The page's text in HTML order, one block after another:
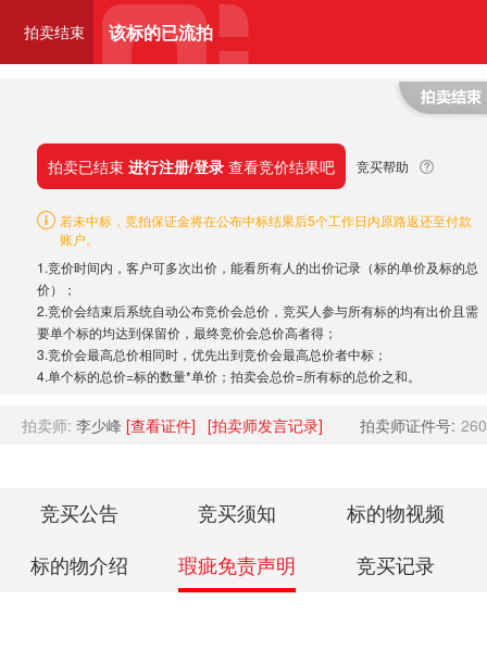
拍卖结束 该标的已流拍
拍卖已结束 进行注册/登录 查看竞价结果吧 竞买帮助
若未中标，竞拍保证金将在公布中标结果后5个工作日内原路返还至付款
账户。
1.竞价时间内，客户可多次出价，能看所有人的出价记录（标的单价及标的总
价）；
2.竞价会结束后系统自动公布竞价会总价，竞买人参与所有标的均有出价且需
要单个标的均达到保留价，最终竞价会总价高者得；
3.竞价会最高总价相同时，优先出到竞价会最高总价者中标；
4.单个标的总价=标的数量*单价；拍卖会总价=所有标的总价之和。
拍卖师: 李少峰 [查看证件] [拍卖师发言记录] 拍卖师证件号:
竞买公告 竞买须知 标的物视频
标的物介绍 瑕疵免责声明 竞买记录